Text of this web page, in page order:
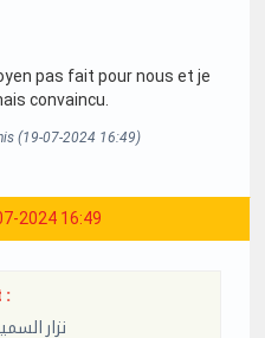
pas fait pour nous et je
convaincu.
(19-07-2024 16:49)
2024 16:49
:
نزار